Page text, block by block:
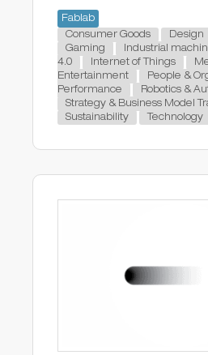
Fablab
Consumer Goods
Design
Gaming
Industrial
4.0
Internet of Things
Entertainment
People &
Performance
Robotics &
Strategy & Business Model
Sustainability
Technology